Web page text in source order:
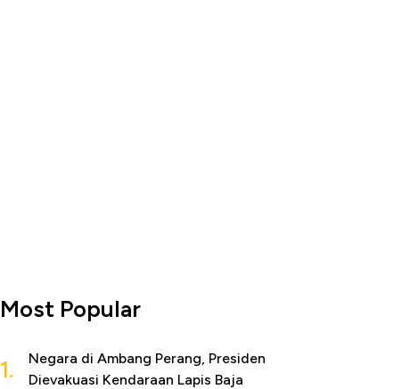
Most Popular
1.
Negara di Ambang Perang, Presiden
Dievakuasi Kendaraan Lapis Baja